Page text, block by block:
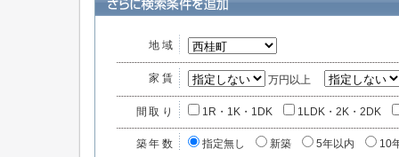
地域
家賃 万円以上
間取り 1R・1K・1DK 1LDK・2K・2DK
築年数 指定無し 新築 5年以内 10